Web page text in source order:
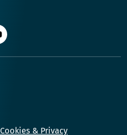
Cookies & Privacy